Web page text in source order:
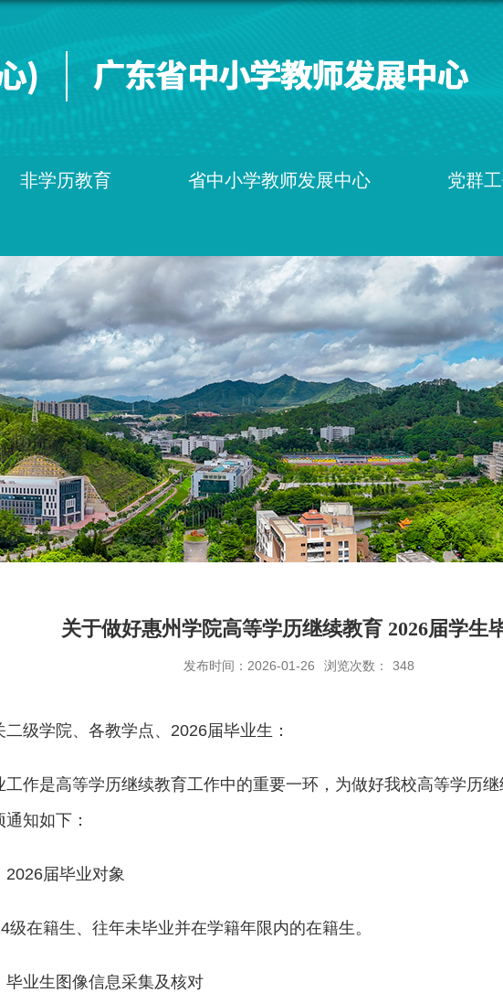
非学历教育 省中小学教师发展中心 党群
关于做好惠州学院高等学历继续教育 2026届学生
发布时间：2026-01-26 浏览次数： 348
二级学院、 各教学点、 2026届毕业生：
工作是高等学历继续教育工作中的重要一环，为做好我校高等学历
知如下：
2026届毕业对象
级在籍生、往年未毕业并在学籍年限内的在籍生。
毕业生图像信息采集及核对